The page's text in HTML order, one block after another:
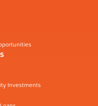
Investments